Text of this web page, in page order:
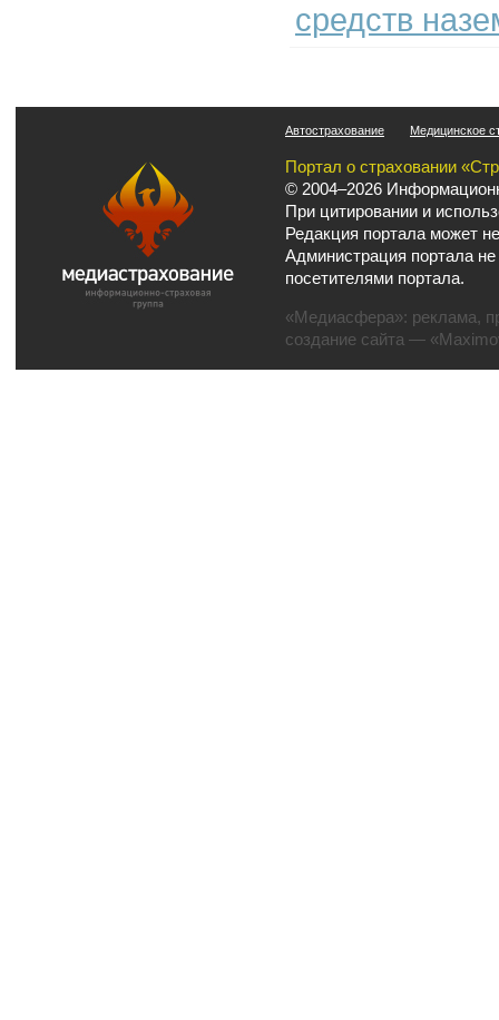
средств
Автострахование Медицинское
Портал о страховании
© 2004–2026
При цитировании и
Редакция портала может
Администрация портала
посетителями портала.
«Медиасфера»: реклама,
создание сайта —